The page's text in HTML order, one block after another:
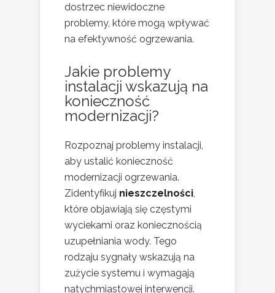
dostrzec niewidoczne
problemy, które mogą wpływać
na efektywność ogrzewania.
Jakie problemy
instalacji wskazują na
konieczność
modernizacji?
Rozpoznaj problemy instalacji,
aby ustalić konieczność
modernizacji ogrzewania.
Zidentyfikuj nieszczelności,
które objawiają się częstymi
wyciekami oraz koniecznością
uzupełniania wody. Tego
rodzaju sygnały wskazują na
zużycie systemu i wymagają
natychmiastowej interwencji.